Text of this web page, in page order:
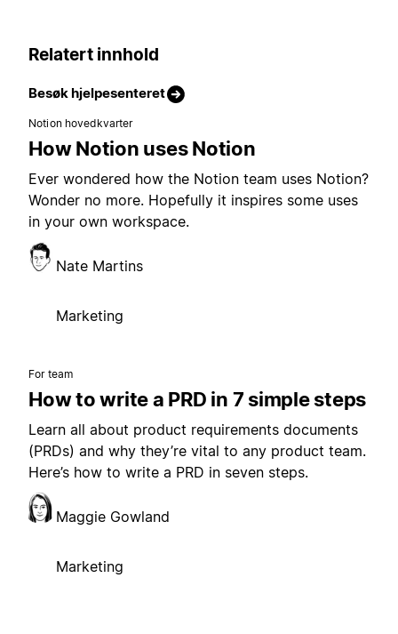
Relatert innhold
Besøk hjelpesenteret
Notion hovedkvarter
How Notion uses Notion
Ever wondered how the Notion team uses Notion?
Wonder no more. Hopefully it inspires some uses
in your own workspace.
Nate Martins
Marketing
For team
How to write a PRD in 7 simple steps
Learn all about product requirements documents
(PRDs) and why they’re vital to any product team.
Here’s how to write a PRD in seven steps.
Maggie Gowland
Marketing